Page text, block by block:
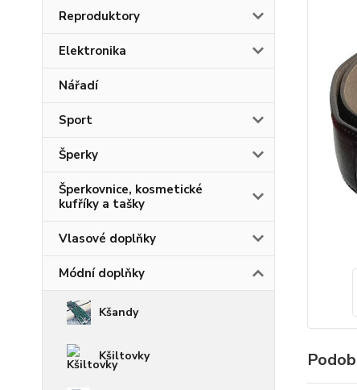
Reproduktory
Elektronika
Nářadí
Sport
Šperky
Šperkovnice, kosmetické
kufříky a tašky
Vlasové doplňky
Módní doplňky
Kšandy
Kšiltovky